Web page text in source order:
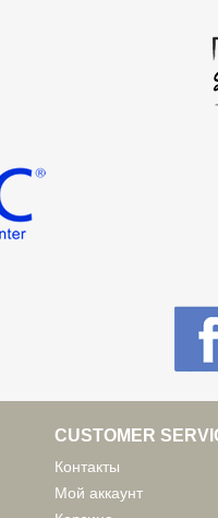
CUSTOMER
Контакты
Мой аккаунт